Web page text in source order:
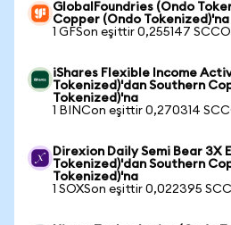
GlobalFoundries (Ondo
Copper (Ondo Tokenized)'na
1 GFSon eşittir 0,255147
iShares Flexible Income
Tokenized)'dan Southern
Tokenized)'na
1 BINCon eşittir 0,270314
Direxion Daily Semi Bear 3X
Tokenized)'dan Southern
Tokenized)'na
1 SOXSon eşittir 0,022395